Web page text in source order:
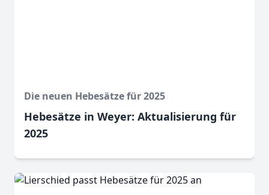
Die neuen Hebesätze für 2025
Hebesätze in Weyer: Aktualisierung für
2025